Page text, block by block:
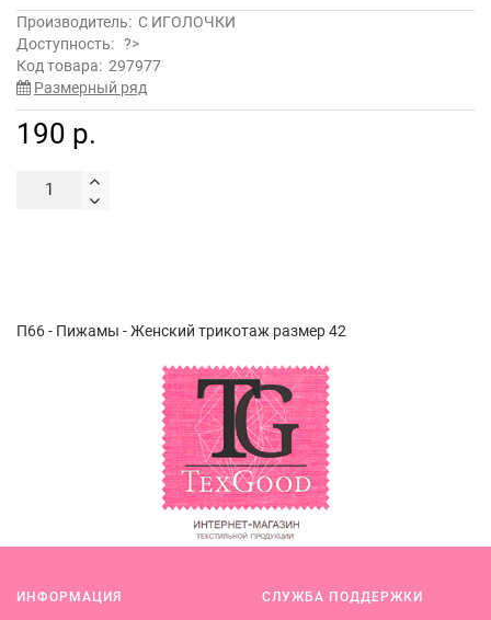
Производитель: С ИГОЛОЧКИ
Доступность: ?>
Код товара: 297977
Размерный ряд
190 р.
П66 - Пижамы - Женский трикотаж размер 42
ИНФОРМАЦИЯ СЛУЖБА ПОДДЕРЖКИ